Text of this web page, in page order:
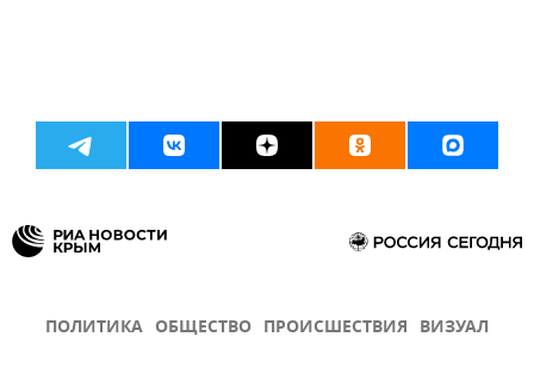
ПОЛИТИКА ОБЩЕСТВО ПРОИСШЕСТВИЯ ВИЗУАЛ